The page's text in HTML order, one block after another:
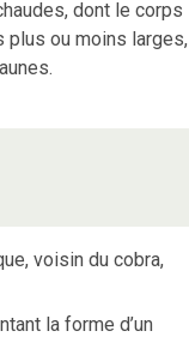
dont le corps
plus ou moins larges,
voisin du cobra,
la forme d’un